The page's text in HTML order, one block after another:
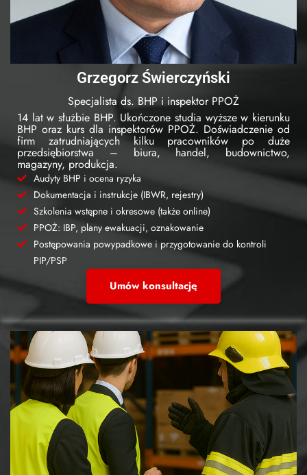
Grzegorz Świerczyński
Specjalista ds. BHP i inspektor PPOŻ
14 lat w służbie BHP. Ukończone studia wyższe w kierunku
BHP oraz kurs dla inspektorów PPOŻ. Doświadczenie od
firm zatrudniających kilku pracowników po duże
przedsiębiorstwa – biura, handel, budownictwo,
magazyny, produkcja.
Audyty BHP i ocena ryzyka
Dokumentacja i instrukcje (IBWR, rejestry)
Szkolenia wstępne i okresowe (także online)
PPOŻ: IBP, plany ewakuacji, oznakowanie
Postępowania powypadkowe i przygotowanie do kontroli
PIP/PSP
Umów konsultację